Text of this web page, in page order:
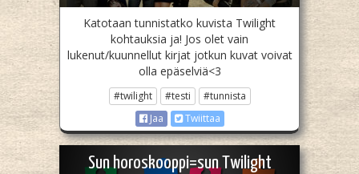
Katotaan tunnistatko kuvista Twilight
kohtauksia ja! Jos olet vain
lukenut/kuunnellut kirjat jotkun kuvat voivat
olla epäselviä<3
#twilight #testi
#tunnista
Jaa
Twiittaa
Sun horoskooppi=sun Twilight